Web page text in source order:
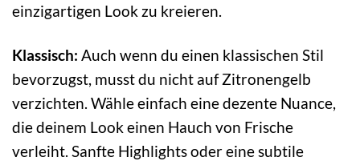
einzigartigen Look zu kreieren.
Klassisch: Auch wenn du einen klassischen Stil
bevorzugst, musst du nicht auf Zitronengelb
verzichten. Wähle einfach eine dezente Nuance,
die deinem Look einen Hauch von Frische
verleiht. Sanfte Highlights oder eine subtile